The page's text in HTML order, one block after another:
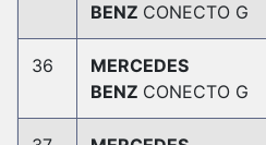
BENZ CONECTO G
36
MERCEDES
BENZ CONECTO G